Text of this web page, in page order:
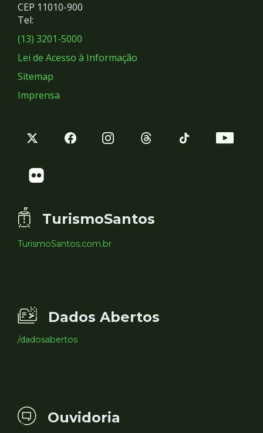
Redes
Sociais
CEP 11010-900
Tel:
(13) 3201-5000
Lei de Acesso à Informação
Sitemap
Imprensa
TurismoSantos
TurismoSantos.com.br
Dados Abertos
/dadosabertos
Ouvidoria